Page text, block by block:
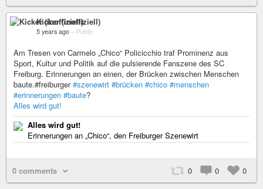
Kicker (inoffiziell)
5 years ago – Public
Am Tresen von Carmelo „Chico“ Policicchio traf Prominenz aus
Sport, Kultur und Politik auf die pulsierende Fanszene des SC
Freiburg. Erinnerungen an einen, der Brücken zwischen Menschen
baute.#freiburger#szenewirt #brücken #chico #menschen
#erinnerungen #baute?
Alles wird gut!
Alles wird gut!
Erinnerungen an „Chico“, den Freiburger Szenewirt
0 comments 0 0 0